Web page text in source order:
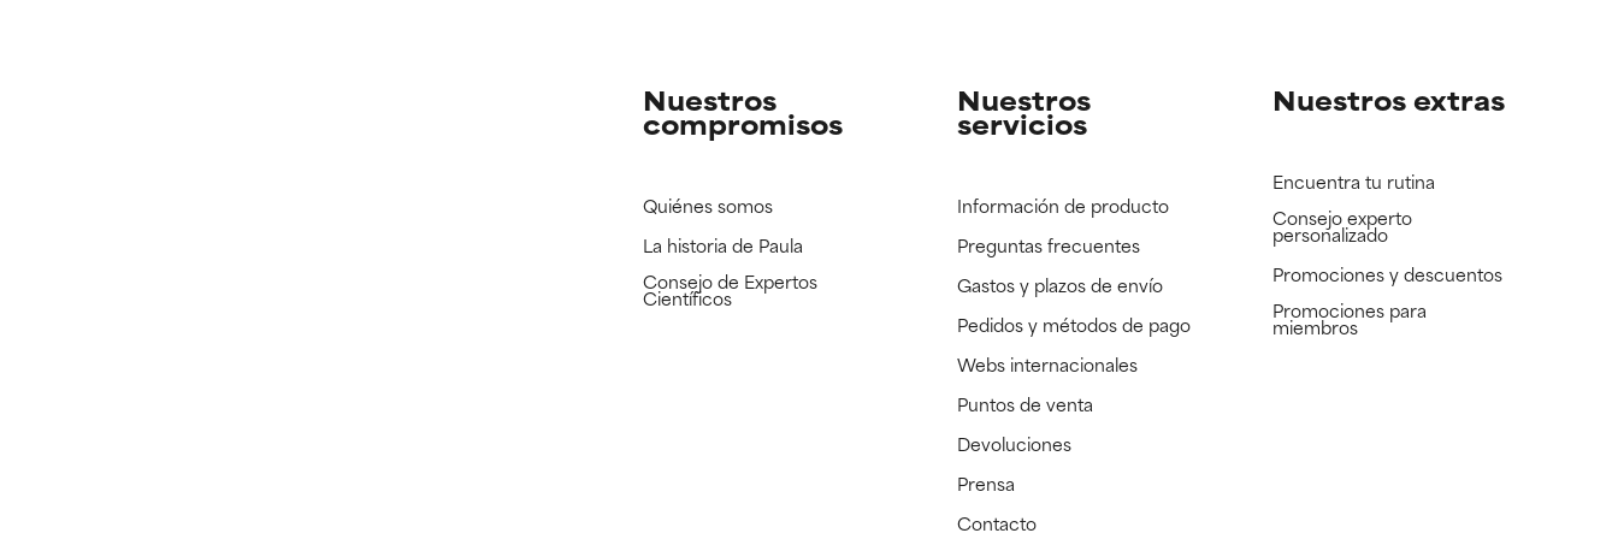
Nuestros
compromisos
Quiénes somos
La historia de Paula
Consejo de Expertos
Científicos
Nuestros
servicios
Información de producto
Preguntas frecuentes
Gastos y plazos de envío
Pedidos y métodos de pago
Webs internacionales
Puntos de venta
Devoluciones
Prensa
Contacto
Nuestros extras
Encuentra tu rutina
Consejo experto
personalizado
Promociones y descuentos​
Promociones para
miembros